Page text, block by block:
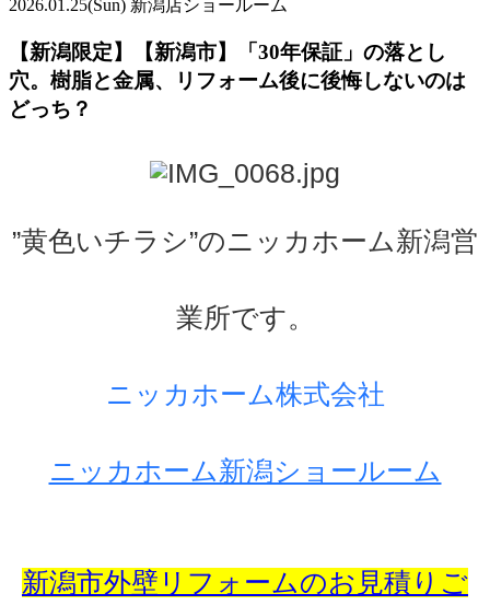
2026.01.25(Sun) 新潟店ショールーム
【新潟限定】【新潟市】「30年保証」の落とし
穴。樹脂と金属、リフォーム後に後悔しないのは
どっち？
”黄色いチラシ”のニッカホーム新潟営
業所です。
ニッカホーム株式会社
ニッカホーム新潟ショールーム
新潟市外壁リフォームのお見積りご